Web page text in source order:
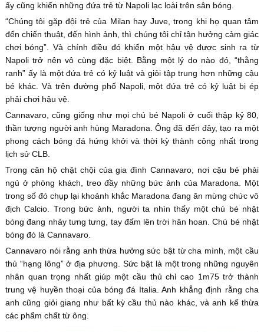
ấy cũng khiến những đứa trẻ từ Napoli lạc loài trên sân bóng.
“Chúng tôi gặp đội trẻ của Milan hay Juve, trong khi họ quan tâm
đến chiến thuật, đến hình ảnh, thì chúng tôi chỉ tận hưởng cảm giác
chơi bóng”. Và chính điều đó khiến một hậu vệ được sinh ra từ
Napoli trở nên vô cùng đặc biệt. Bằng một lý do nào đó, “thằng
ranh” ấy là một đứa trẻ có kỷ luật và giỏi tập trung hơn những cậu
bé khác. Và trên đường phố Napoli, một đứa trẻ có kỷ luật bị ép
phải chơi hậu vệ.
Cannavaro, cũng giống như mọi chú bé Napoli ở cuối thập kỷ 80,
thần tượng người anh hùng Maradona. Ông đã đến đây, tạo ra một
phong cách bóng đá hứng khởi và thời kỳ thành công nhất trong
lịch sử CLB.
Trong căn hộ chật chội của gia đình Cannavaro, nơi cậu bé phải
ngủ ở phòng khách, treo đầy những bức ảnh của Maradona. Một
trong số đó chụp lại khoảnh khắc Maradona đang ăn mừng chức vô
địch Calcio. Trong bức ảnh, người ta nhìn thấy một chú bé nhặt
bóng đang nhảy tưng tưng, tay đấm lên trời hân hoan. Chú bé nhặt
bóng đó là Cannavaro.
Cannavaro nói rằng anh thừa hưởng sức bật từ cha mình, một cầu
thủ “hạng lông” ở địa phương. Sức bật là một trong những nguyên
nhân quan trọng nhất giúp một cầu thủ chỉ cao 1m75 trở thành
trung vệ huyền thoại của bóng đá Italia. Anh khẳng định rằng cha
anh cũng giỏi giang như bất kỳ cầu thủ nào khác, và anh kế thừa
các phẩm chất từ ông.